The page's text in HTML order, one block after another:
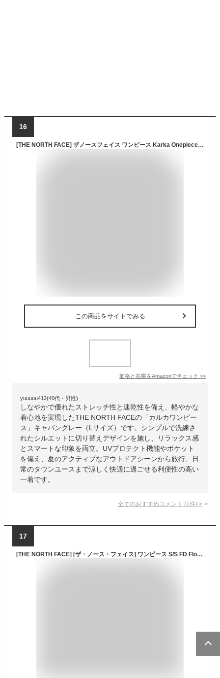
16
[THE NORTH FACE] ザノースフェイス ワンピース Karka Onepiece キャバングレー L
この商品をサイトでみる
価格と在庫をAmazonでチェック >>
yuuuuu412(40代・男性)
しなやかで優れたストレッチ性と速乾性を備え、軽やかな
着心地を実現したTHE NORTH FACEの「カルカワンピー
ス」キャバングレー（Lサイズ）です。シンプルで洗練さ
れたシルエットに切り替えデザインを施し、リラックス感
とスマートな印象を両立。UVプロテクト機能やポケット
を備え、夏のアクティブなアウトドアシーンから旅行、日
常のタウンユースまで涼しく快適に過ごせる利便性の高い
一着です。
全てのおすすめコメント (1 件) >
17
[THE NORTH FACE] [ザ・ノース・フェイス] ワンピース S/S FD Flower Logo Onepiece Crew ブラック M